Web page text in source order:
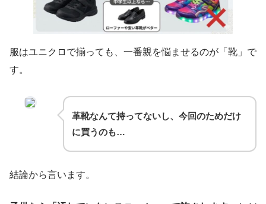
服はユニクロで揃っても、一番親を悩ませるのが「靴」で
す。
革靴なんて持ってないし、今回のためだけ
に買うのも…
結論から言います。